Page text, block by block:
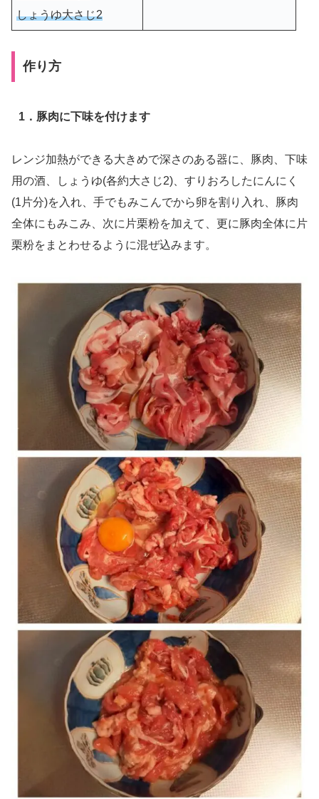
しょうゆ大さじ2
作り方
1．豚肉に下味を付けます
レンジ加熱ができる大きめで深さのある器に、豚肉、下味
用の酒、しょうゆ(各約大さじ2)、すりおろしたにんにく
(1片分)を入れ、手でもみこんでから卵を割り入れ、豚肉
全体にもみこみ、次に片栗粉を加えて、更に豚肉全体に片
栗粉をまとわせるように混ぜ込みます。